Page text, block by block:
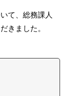
て、総務課人
きました。